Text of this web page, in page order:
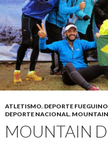
ATLETISMO, DEPORTE FUEGUINO
DEPORTE NACIONAL,
MOUNTAIN